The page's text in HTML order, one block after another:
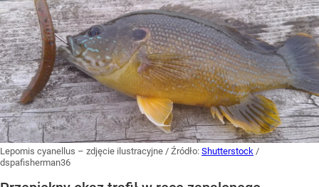
Lepomis cyanellus – zdjęcie ilustracyjne / Źródło: Shutterstock /
dspafisherman36